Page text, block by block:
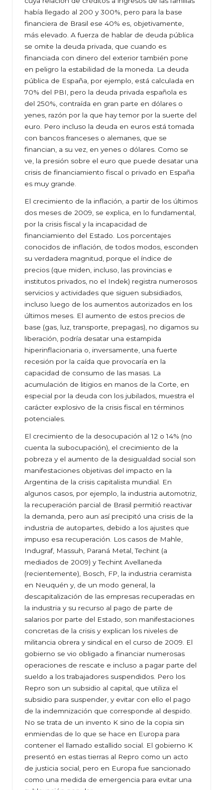
había llegado al 200 y 300%, pero para la base
financiera de Brasil ese 40% es, objetivamente,
más elevado. A fuerza de hablar de deuda pública
se omite la deuda privada, que cuando es
financiada con dinero del exterior también pone
en peligro la estabilidad de la moneda. La deuda
pública de España, por ejemplo, está calculada en
70% del PBI, pero la deuda privada española es
del 250%, contraída en gran parte en dólares o
yenes, razón por la que hay temor por la suerte del
euro. Pero incluso la deuda en euros está tomada
con bancos franceses o alemanes, que se
financian, a su vez, en yenes o dólares. Como se
ve, la presión sobre el euro que puede desatar una
crisis de financiamiento fiscal o privado en España
es muy grande.
El crecimiento de la inflación, a partir de los últimos
dos meses de 2009, se explica, en lo fundamental,
por la crisis fiscal y la incapacidad de
financiamiento del Estado. Los porcentajes
conocidos de inflación, de todos modos, esconden
su verdadera magnitud, porque el índice de
precios (que miden, incluso, las provincias e
institutos privados, no el Indek) registra numerosos
servicios y actividades que siguen subsidiados,
incluso luego de los aumentos autorizados en los
últimos meses. El aumento de estos precios de
base (gas, luz, transporte, prepagas), no digamos su
liberación, podría desatar una estampida
hiperinflacionaria o, inversamente, una fuerte
recesión por la caída que provocaría en la
capacidad de consumo de las masas. La
acumulación de litigios en manos de la Corte, en
especial por la deuda con los jubilados, muestra el
carácter explosivo de la crisis fiscal en términos
potenciales.
El crecimiento de la desocupación al 12 o 14% (no
cuenta la subocupación), el crecimiento de la
pobreza y el aumento de la desigualdad social son
manifestaciones objetivas del impacto en la
Argentina de la crisis capitalista mundial. En
algunos casos, por ejemplo, la industria automotriz,
la recuperación parcial de Brasil permitió reactivar
la demanda, pero aun así precipitó una crisis de la
industria de autopartes, debido a los ajustes que
impuso esa recuperación. Los casos de Mahle,
Indugraf, Massuh, Paraná Metal, Techint (a
mediados de 2009) y Techint Avellaneda
(recientemente), Bosch, FP, la industria ceramista
en Neuquén y, de un modo general, la
descapitalización de las empresas recuperadas en
la industria y su recurso al pago de parte de
salarios por parte del Estado, son manifestaciones
concretas de la crisis y explican los niveles de
militancia obrera y sindical en el curso de 2009. El
gobierno se vio obligado a financiar numerosas
operaciones de rescate e incluso a pagar parte del
sueldo a los trabajadores suspendidos. Pero los
Repro son un subsidio al capital, que utiliza el
subsidio para suspender, y evitar con ello el pago
de la indemnización que corresponde al despido.
No se trata de un invento K sino de la copia sin
enmiendas de lo que se hace en Europa para
contener el llamado estallido social. El gobierno K
presentó en estas tierras al Repro como un acto
de justicia social, pero en Europa fue sancionado
como una medida de emergencia para evitar una